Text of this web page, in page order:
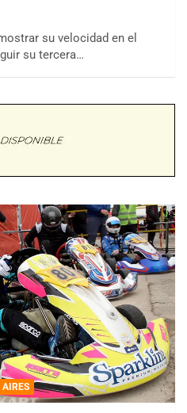
su velocidad en el
su tercera…
AIRES